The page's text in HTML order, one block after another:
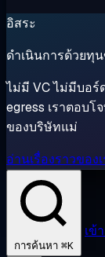
อิสระ
ดำเนินการด้วยทุ
ไม่มี VC ไม่มีบอร์
egress เราตอบ
ของบริษัทแม่
อ่านเรื่องราวของ
การค้นหา ⌘K
เข้